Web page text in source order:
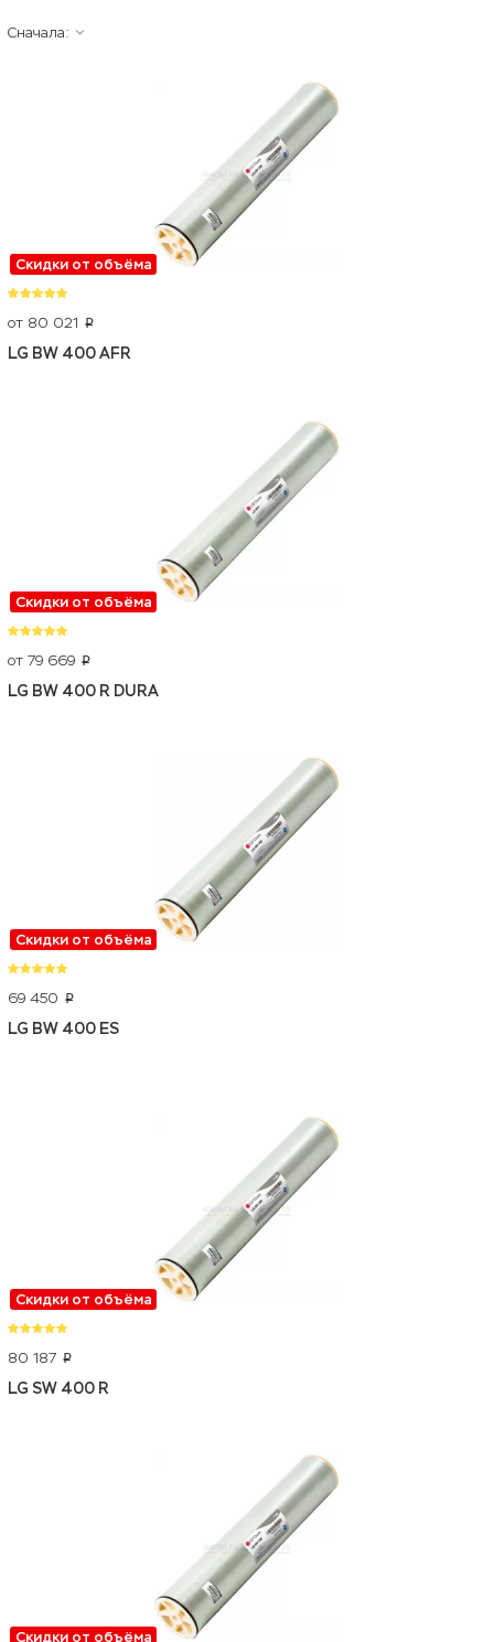
Сначала:
Скидки от объёма
от 80 021 p
LG BW 400 AFR
Скидки от объёма
от 79 669 p
LG BW 400 R DURA
Скидки от объёма
69 450 p
LG BW 400 ES
Скидки от объёма
80 187 p
LG SW 400 R
Скидки от объёма